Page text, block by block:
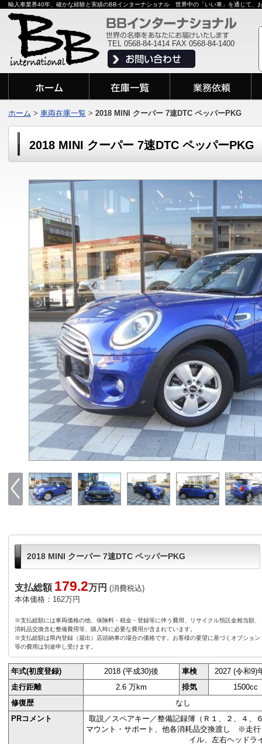
輸入車業界40年、確かな経験と実績のBBインターナショナル 世界中の「いい車」を通じて、
TEL 0568-84-1414 FAX 0568-84-1400
2018 MINI クーパー 7速DTC ペッパーPKG
2018 MINI クーパー 7速DTC ペッパーPKG
支払総額 179.2万円 (消費税込)
本体価格：162万円
※支払総額には車両価格の他、保険料・税金・登録等に伴う費用、リサイクル預託金相当額、
消耗品交換含む整備費用等、購入時に必要な費用が含まれています。
※支払総額は県内登録（届出）店頭納車の場合の価格です。お客様の要望に基づくオプション
等の費用は別途申し受けます。
年式(初度登録) 2018 (平成30)後 車検
2027 (令和9)
走行距離
2.6 万km 排気
1500cc
修復歴
なし
PRコメント
取説／スペアキー／整備記録簿（Ｒ１、２、４、
マウント・サポート、他各消耗品交換渡し ※走
イル、左右ヘッドラ
ホーム > 車両在庫一覧 > 2018 MINI クーパー 7速DTC ペッパーPKG